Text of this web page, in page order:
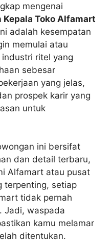
mengenai
Toko Alfamart
adalah kesempatan
memulai atau
ritel yang
sebesar
yang jelas,
prospek karir yang
untuk
ini bersifat
dan detail terbaru,
Alfamart atau pusat
terpenting, setiap
tidak pernah
Jadi, waspada
kamu melamar
ditentukan.